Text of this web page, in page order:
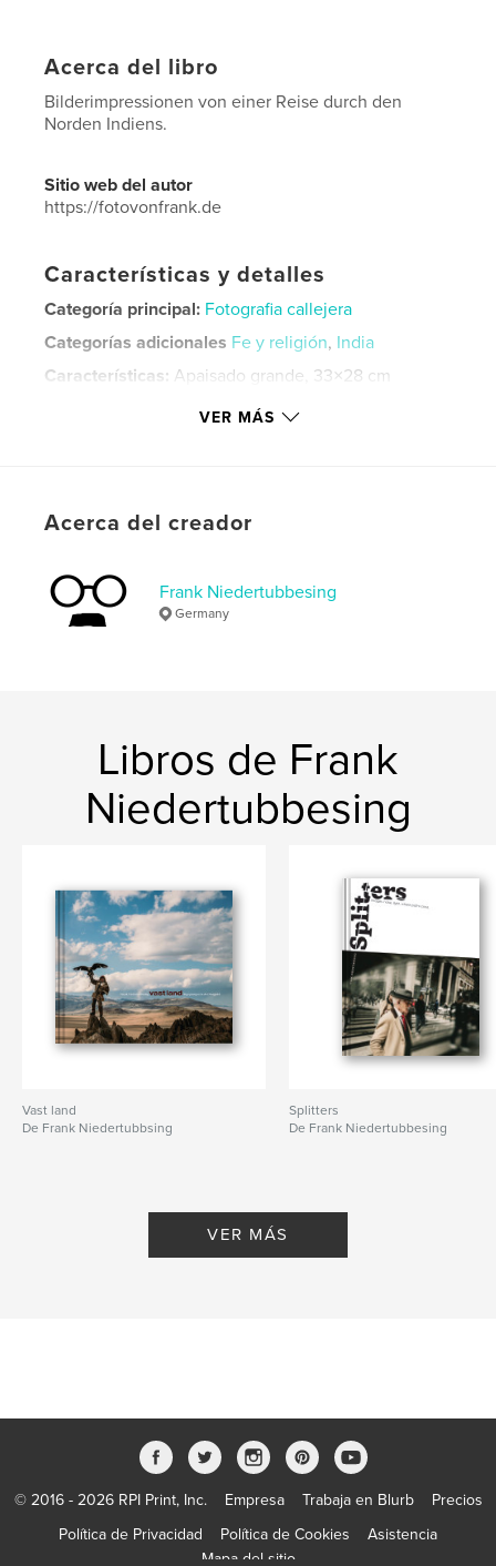
Acerca del libro
Bilderimpressionen von einer Reise durch den
Norden Indiens.
Sitio web del autor
https://fotovonfrank.de
Características y detalles
Categoría principal: Fotografia callejera
Categorías adicionales Fe y religión, India
Características: Apaisado grande, 33×28 cm
India , Streetphotographie
VER MÁS
Acerca del creador
Frank Niedertubbesing
Germany
Libros de Frank
Niedertubbesing
Vast land
De Frank Niedertubbsing
Splitters
De Frank Niedertubbesing
VER MÁS
© 2016 - 2026 RPI Print, Inc. Empresa Trabaja en Blurb
Precios
Política de Privacidad
Política de Cookies
Asistencia
Mapa del sitio